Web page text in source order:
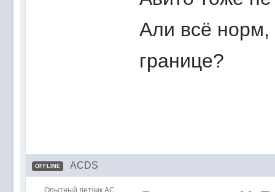
Али всё норм,
границе?
OFFLINE ACDS
Опытный летчик АС